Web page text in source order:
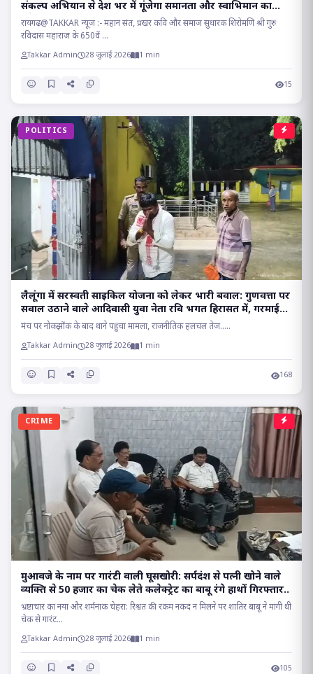
संकल्प अभियान से देश भर में गूंजेगा समानता और स्वाभिमान का
संदेश!!
रायगढ़@TAKKAR न्यूज :- महान संत, प्रखर कवि और समाज सुधारक शिरोमणि श्री गुरु
रविदास महाराज के 650वें ...
Takkar Admin 28 जुलाई 2026 1 min
15
POLITICS
लैलूंगा में सरस्वती साइकिल योजना को लेकर भारी बवाल: गुणवत्ता पर
सवाल उठाने वाले आदिवासी युवा नेता रवि भगत हिरासत में, गरमाई
सियासत..
मंच पर नोकझोंक के बाद थाने पहुंचा मामला, राजनीतिक हलचल तेज.....
Takkar Admin 28 जुलाई 2026 1 min
168
CRIME
मुआवजे के नाम पर गारंटी वाली घूसखोरी: सर्पदंश से पत्नी खोने वाले
व्यक्ति से 50 हजार का चेक लेते कलेक्ट्रेट का बाबू रंगे हाथों गिरफ्तार..
भ्रष्टाचार का नया और शर्मनाक चेहरा: रिश्वत की रकम नकद न मिलने पर शातिर बाबू ने मांगी थी
चेक से गारंट...
Takkar Admin 28 जुलाई 2026 1 min
105